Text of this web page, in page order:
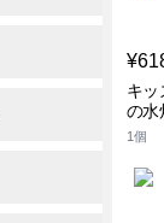
キッ
の水
1個